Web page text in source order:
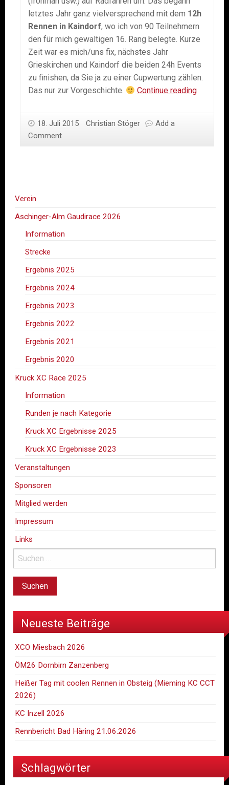
letztes Jahr ganz vielversprechend mit dem 12h
Rennen in Kaindorf, wo ich von 90 Teilnehmern
den für mich gewaltigen 16. Rang belegte. Kurze
Zeit war es mich/uns fix, nächstes Jahr
Grieskirchen und Kaindorf die beiden 24h Events
zu finishen, da Sie ja zu einer Cupwertung zählen.
Das nur zur Vorgeschichte.
Continue reading24h
18. Juli 2015 Christian Stöger
Add a
Comment
Verein
Aschinger-Alm Gaudirace 2026
Information
Strecke
Ergebnis 2025
Ergebnis 2024
Ergebnis 2023
Ergebnis 2022
Ergebnis 2021
Ergebnis 2020
Kruck XC Race 2025
Information
Runden je nach Kategorie
Kruck XC Ergebnisse 2025
Kruck XC Ergebnisse 2023
Veranstaltungen
Sponsoren
Mitglied werden
Impressum
Links
Neueste Beiträge
XCO Miesbach 2026
ÖM26 Dornbirn Zanzenberg
Heißer Tag mit coolen Rennen in Obsteig (Mieming KC CCT
2026)
KC Inzell 2026
Rennbericht Bad Häring 21.06.2026
Schlagwörter